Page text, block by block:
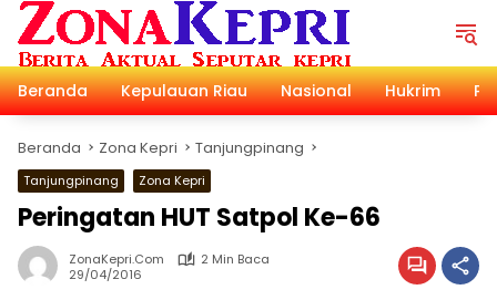
Langsung
konten
Beranda
Kepulauan Riau Nasional Hukrim
Beranda Zona Kepri Tanjungpinang
Tanjungpinang Zona Kepri
Peringatan HUT Satpol Ke-66
ZonaKepri.com
2 Min Baca
29/04/2016